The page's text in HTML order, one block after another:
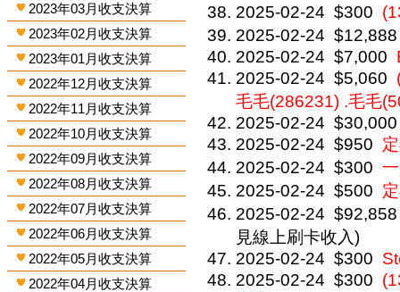
2023年03月收支決算
2023年02月收支決算
2023年01月收支決算
2022年12月收支決算
2022年11月收支決算
2022年10月收支決算
2022年09月收支決算
2022年08月收支決算
2022年07月收支決算
2022年06月收支決算
2022年05月收支決算
2022年04月收支決算
2025-02-24 $300
2025-02-24 $12,888
2025-02-24 $7,000
2025-02-24 $5,060
毛毛(286231) .毛毛
2025-02-24 $30,000
2025-02-24 $950
2025-02-24 $300
2025-02-24 $500
2025-02-24 $92,858
見線上刷卡收入)
2025-02-24 $300
2025-02-24 $300